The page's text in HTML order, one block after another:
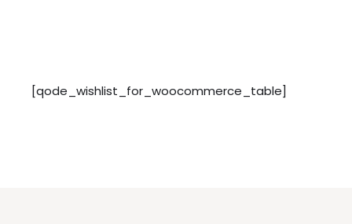
[qode_wishlist_for_woocommerce_table]